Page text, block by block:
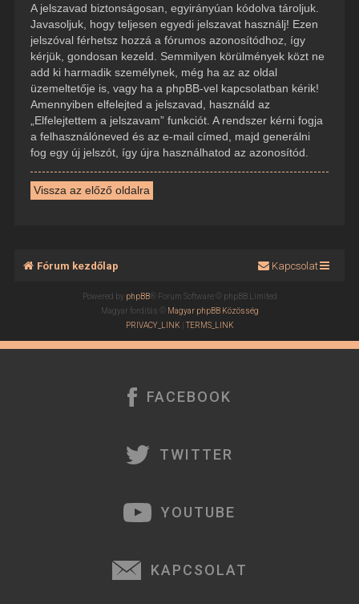
A jelszavad biztonságosan, egyirányúan kódolva tároljuk.
Javasoljuk, hogy teljesen egyedi jelszavat használj! Ezen
jelszóval férhetsz hozzá a fórumos azonosítódhoz, így
kérjük, gondosan kezeld. Semmilyen körülmények közt ne
add ki harmadik személynek, még ha az az oldal
üzemeltetője is, vagy ha a phpBB-vel kapcsolatban kérik!
Amennyiben elfelejted a jelszavad, használd az
„Elfelejtettem a jelszavam” funkciót. A rendszer kérni fogja
a felhasználóneved és az e-mail címed, majd generálni
fog egy új jelszót, így újra használhatod az azonosítód.
Vissza az előző oldalra
Fórum kezdőlap Kapcsolat
Powered by phpBB® Forum Software © phpBB Limited
Magyar fordítás © Magyar phpBB Közösség
PRIVACY_LINK |TERMS_LINK
FACEBOOK
TWITTER
YOUTUBE
KAPCSOLAT